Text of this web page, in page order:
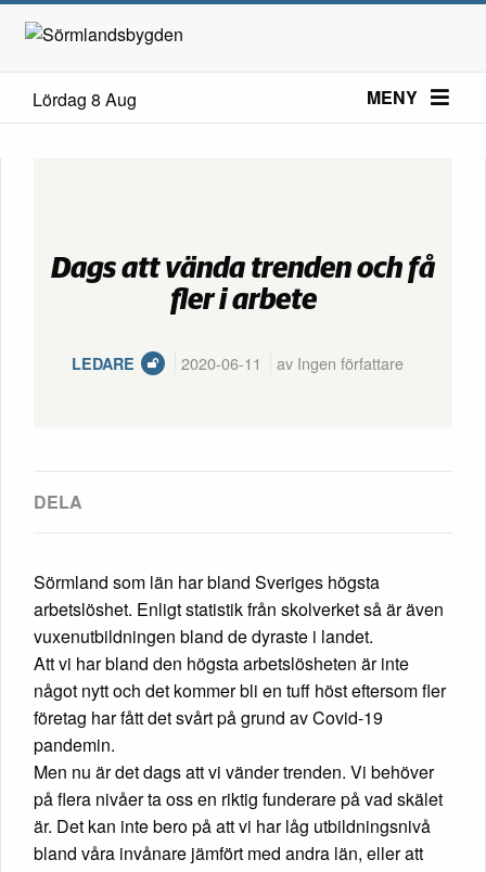
Lördag 8 Aug MENY
Dags att vända trenden och få
fler i arbete
LEDARE 2020-06-11 av Ingen författare
Sörmland som län har bland Sveriges högsta
arbetslöshet. Enligt statistik från skolverket så är även
vuxenutbildningen bland de dyraste i landet.
Att vi har bland den högsta arbetslösheten är inte
något nytt och det kommer bli en tuff höst eftersom fler
företag har fått det svårt på grund av Covid-19
pandemin.
Men nu är det dags att vi vänder trenden. Vi behöver
på flera nivåer ta oss en riktig funderare på vad skälet
är. Det kan inte bero på att vi har låg utbildningsnivå
bland våra invånare jämfört med andra län, eller att